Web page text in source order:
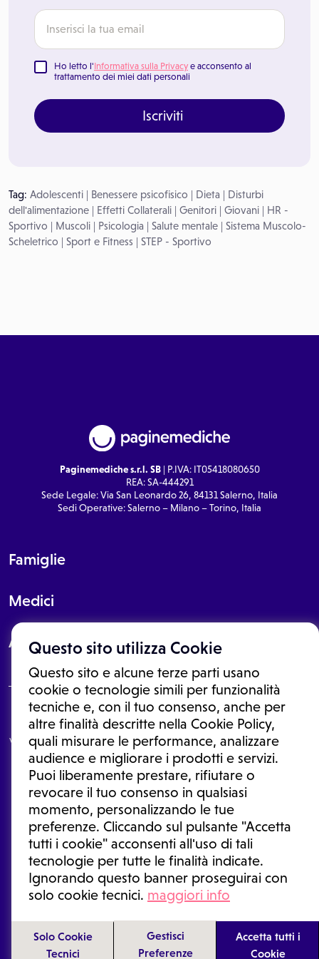
Questo sito utilizza Cookie
Questo sito e alcune terze parti usano
cookie o tecnologie simili per funzionalità
tecniche e, con il tuo consenso, anche per
altre finalità descritte nella Cookie Policy,
quali misurare le performance, analizzare
audience e migliorare i prodotti e servizi.
Puoi liberamente prestare, rifiutare o
revocare il tuo consenso in qualsiasi
momento, personalizzando le tue
preferenze. Cliccando sul pulsante "Accetta
tutti i cookie" acconsenti all'uso di tali
tecnologie per tutte le finalità indicate.
Ignorando questo banner proseguirai con
solo cookie tecnici. maggiori info
Solo Cookie
Tecnici
Gestisci
Preferenze
Accetta tutti i
Cookie
Ho letto l'Informativa sulla Privacy e acconsento al
trattamento dei miei dati personali
Iscriviti
Tag: Adolescenti | Benessere psicofisico | Dieta | Disturbi
dell'alimentazione | Effetti Collaterali | Genitori | Giovani | HR -
Sportivo | Muscoli | Psicologia | Salute mentale | Sistema Muscolo-
Scheletrico | Sport e Fitness | STEP - Sportivo
Paginemediche s.r.l. SB| P.IVA: IT05418080650
REA: SA-444291
Sede Legale: Via San Leonardo 26, 84131 Salerno, Italia
Sedi Operative: Salerno – Milano – Torino, Italia
Famiglie
Medici
About
Le informazioni proposte in questo sito non sono un consulto medico.
In nessun caso, queste informazioni sostituiscono un consulto, una
visita o una diagnosi formulata dal medico. Non si devono considerare
le informazioni disponibili come suggerimenti per la formulazione di
una diagnosi, la determinazione di un trattamento o l'assunzione o
sospensione di un farmaco senza prima consultare un medico di
medicina generale o uno specialista.
Condizioni di utilizzo|Privacy Policy |Gestione cookie
Ⓒ 2026 | Tutti i diritti riservati.